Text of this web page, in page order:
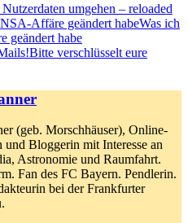
umgehen – reloaded
Was ich
geändert habe
Bitte verschlüsselt eure
(geb. Morschhäuser), Online-
und Bloggerin mit Interesse an
Astronomie und Raumfahrt.
Fan des FC Bayern. Pendlerin.
bei der Frankfurter